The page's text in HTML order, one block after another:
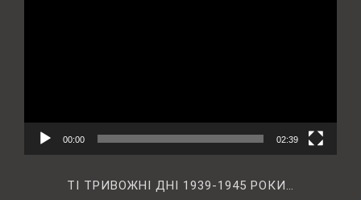
00:00 02:39
ТІ ТРИВОЖНІ ДНІ 1939-1945 РОКИ…